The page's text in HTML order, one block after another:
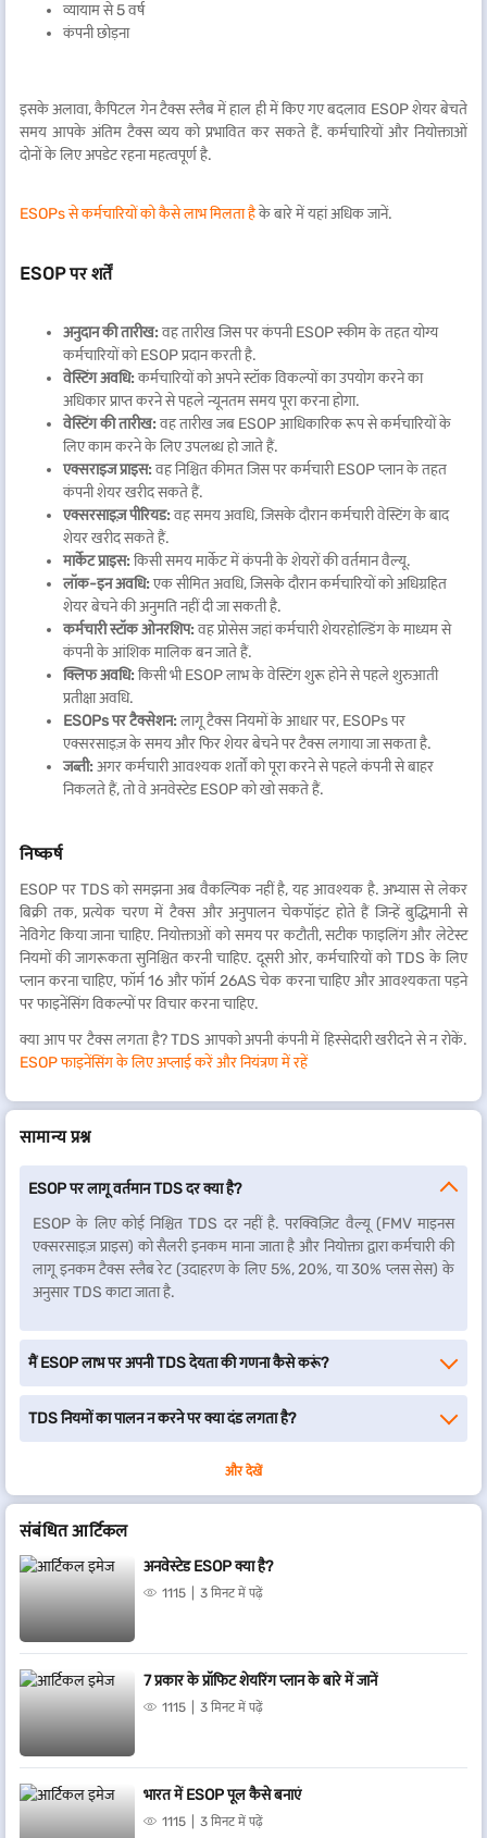
व्यायाम से 5 वर्ष
कंपनी छोड़ना
इसके अलावा, कैपिटल गेन टैक्स स्लैब में हाल ही में किए गए बदलाव ESOP शेयर बेचते
समय आपके अंतिम टैक्स व्यय को प्रभावित कर सकते हैं. कर्मचारियों और नियोक्ताओं
दोनों के लिए अपडेट रहना महत्वपूर्ण है.
ESOPs से कर्मचारियों को कैसे लाभ मिलता हैके बारे में यहां अधिक जानें.
ESOP पर शर्तें
अनुदान की तारीख: वह तारीख जिस पर कंपनी ESOP स्कीम के तहत योग्य
कर्मचारियों को ESOP प्रदान करती है.
वेस्टिंग अवधि: कर्मचारियों को अपने स्टॉक विकल्पों का उपयोग करने का
अधिकार प्राप्त करने से पहले न्यूनतम समय पूरा करना होगा.
वेस्टिंग की तारीख: वह तारीख जब ESOP आधिकारिक रूप से कर्मचारियों के
लिए काम करने के लिए उपलब्ध हो जाते हैं.
एक्सराइज प्राइस: वह निश्चित कीमत जिस पर कर्मचारी ESOP प्लान के तहत
कंपनी शेयर खरीद सकते हैं.
एक्सरसाइज़ पीरियड: वह समय अवधि, जिसके दौरान कर्मचारी वेस्टिंग के बाद
शेयर खरीद सकते हैं.
मार्केट प्राइस: किसी समय मार्केट में कंपनी के शेयरों की वर्तमान वैल्यू.
लॉक-इन अवधि: एक सीमित अवधि, जिसके दौरान कर्मचारियों को अधिग्रहित
शेयर बेचने की अनुमति नहीं दी जा सकती है.
कर्मचारी स्टॉक ओनरशिप: वह प्रोसेस जहां कर्मचारी शेयरहोल्डिंग के माध्यम से
कंपनी के आंशिक मालिक बन जाते हैं.
क्लिफ अवधि: किसी भी ESOP लाभ के वेस्टिंग शुरू होने से पहले शुरुआती
प्रतीक्षा अवधि.
ESOPs पर टैक्सेशन: लागू टैक्स नियमों के आधार पर, ESOPs पर
एक्सरसाइज़ के समय और फिर शेयर बेचने पर टैक्स लगाया जा सकता है.
जब्ती: अगर कर्मचारी आवश्यक शर्तों को पूरा करने से पहले कंपनी से बाहर
निकलते हैं, तो वे अनवेस्टेड ESOP को खो सकते हैं.
निष्कर्ष
ESOP पर TDS को समझना अब वैकल्पिक नहीं है, यह आवश्यक है. अभ्यास से लेकर
बिक्री तक, प्रत्येक चरण में टैक्स और अनुपालन चेकपॉइंट होते हैं जिन्हें बुद्धिमानी से
नेविगेट किया जाना चाहिए. नियोक्ताओं को समय पर कटौती, सटीक फाइलिंग और लेटेस्ट
नियमों की जागरूकता सुनिश्चित करनी चाहिए. दूसरी ओर, कर्मचारियों को TDS के लिए
प्लान करना चाहिए, फॉर्म 16 और फॉर्म 26AS चेक करना चाहिए और आवश्यकता पड़ने
पर फाइनेंसिंग विकल्पों पर विचार करना चाहिए.
क्या आप पर टैक्स लगता है? TDS आपको अपनी कंपनी में हिस्सेदारी खरीदने से न रोकें.
ESOP फाइनेंसिंग के लिए अप्लाई करें और नियंत्रण में रहें
सामान्य प्रश्न
ESOP पर लागू वर्तमान TDS दर क्या है?
ESOP के लिए कोई निश्चित TDS दर नहीं है. परक्विज़िट वैल्यू (FMV माइनस
एक्सरसाइज़ प्राइस) को सैलरी इनकम माना जाता है और नियोक्ता द्वारा कर्मचारी की
लागू इनकम टैक्स स्लैब रेट (उदाहरण के लिए 5%, 20%, या 30% प्लस सेस) के
अनुसार TDS काटा जाता है.
मैं ESOP लाभ पर अपनी TDS देयता की गणना कैसे करूं?
TDS नियमों का पालन न करने पर क्या दंड लगता है?
और देखें
संबंधित आर्टिकल
अनवेस्टेड ESOP क्या है?
1115 3 मिनट में पढ़ें
7 प्रकार के प्रॉफिट शेयरिंग प्लान के बारे में जानें
1115 3 मिनट में पढ़ें
भारत में ESOP पूल कैसे बनाएं
1115 3 मिनट में पढ़ें